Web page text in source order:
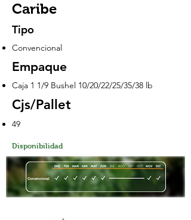
Caribe
Tipo
Convencional
Empaque
Caja 1 1/9 Bushel 10/20/22/25/35/38 lb
Cjs/Pallet
49
Disponibilidad